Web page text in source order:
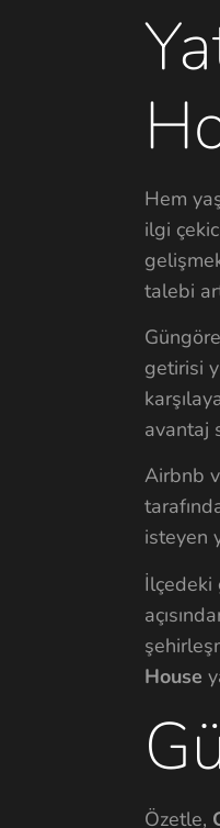
Hem
ilgi
talebi
getirisi
avantaj
Airbnb
isteyen
İlçedeki
House
Özetle,